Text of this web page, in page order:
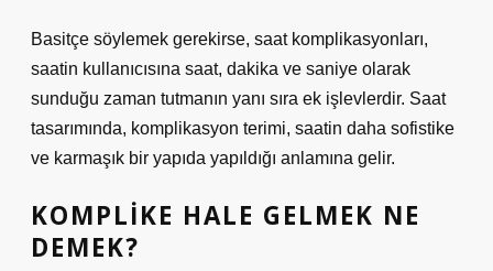
Basitçe söylemek gerekirse, saat komplikasyonları,
saatin kullanıcısına saat, dakika ve saniye olarak
sunduğu zaman tutmanın yanı sıra ek işlevlerdir. Saat
tasarımında, komplikasyon terimi, saatin daha sofistike
ve karmaşık bir yapıda yapıldığı anlamına gelir.
KOMPLIKE HALE GELMEK NE
DEMEK?